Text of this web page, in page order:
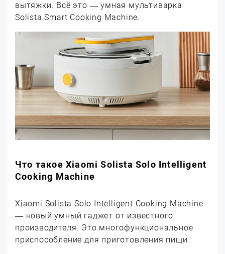
вытяжки. Всё это — умная мультиварка
Solista Smart Cooking Machine.
Что такое Xiaomi Solista Solo Intelligent
Cooking Machine
Xiaomi Solista Solo Intelligent Cooking Machine
— новый умный гаджет от известного
производителя. Это многофункциональное
приспособление для приготовления пищи.